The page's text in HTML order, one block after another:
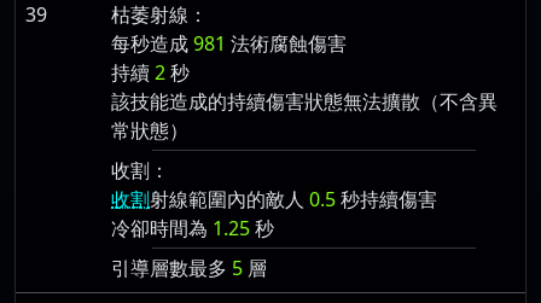
39
枯萎射線：
每秒造成981 法術腐蝕傷害
持續2秒
該技能造成的持續傷害狀態無法擴散（不含異
常狀態）
收割：
收割射線範圍內的敵人 0.5秒持續傷害
冷卻時間為 1.25秒
引導層數最多 5 層